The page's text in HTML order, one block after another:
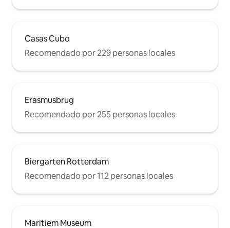
Casas Cubo
Recomendado por 229 personas locales
Erasmusbrug
Recomendado por 255 personas locales
Biergarten Rotterdam
Recomendado por 112 personas locales
Maritiem Museum